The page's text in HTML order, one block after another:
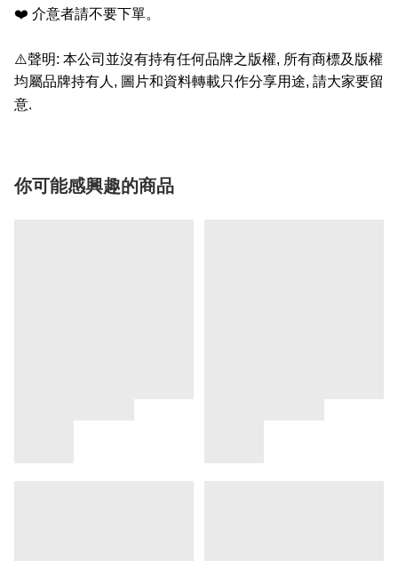
❤️ 介意者請不要下單。
⚠️聲明: 本公司並沒有持有任何品牌之版權, 所有商標及版權
均屬品牌持有人 , 圖片和資料轉載只作分享用途, 請大家要留
意.
你可能感興趣的商品